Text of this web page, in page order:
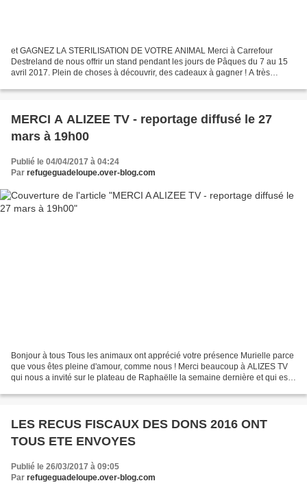
et GAGNEZ LA STERILISATION DE VOTRE ANIMAL Merci à Carrefour
Destreland de nous offrir un stand pendant les jours de Pâques du 7 au 15
avril 2017. Plein de choses à découvrir, des cadeaux à gagner ! A très
MERCI A ALIZEE TV - reportage diffusé le 27
mars à 19h00
Publié le 04/04/2017 à 04:24
Par refugeguadeloupe.over-blog.com
Bonjour à tous Tous les animaux ont apprécié votre présence Murielle parce
que vous êtes pleine d'amour, comme nous ! Merci beaucoup à ALIZES TV
qui nous a invité sur le plateau de Raphaëlle la semaine dernière et qui est
LES RECUS FISCAUX DES DONS 2016 ONT
TOUS ETE ENVOYES
Publié le 26/03/2017 à 09:05
Par refugeguadeloupe.over-blog.com